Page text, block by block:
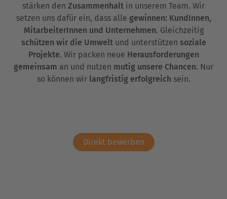
stärken den Zusammenhalt in unserem Team. Wir
setzen uns dafür ein, dass alle gewinnen: KundInnen,
MitarbeiterInnen und Unternehmen. Gleichzeitig
schützen wir die Umweltund unterstützen soziale
Projekte. Wir packen neue Herausforderungen
gemeinsam an und nutzen mutig unsere Chancen. Nur
so können wir langfristig erfolgreich sein.
Direkt bewerben